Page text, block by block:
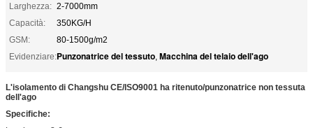
Larghezza: 2-7000mm
Capacità:
350KG/H
GSM:
80-1500g/m2
Evidenziare:Punzonatrice del tessuto, Macchina del telaio dell'ago
L'isolamento di Changshu CE/ISO9001 ha ritenuto/punzonatrice non tessuta
dell'ago
Specifiche: